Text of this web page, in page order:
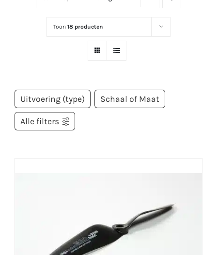
Toon18 producten
Uitvoering (type) Schaal of Maat
Alle filters